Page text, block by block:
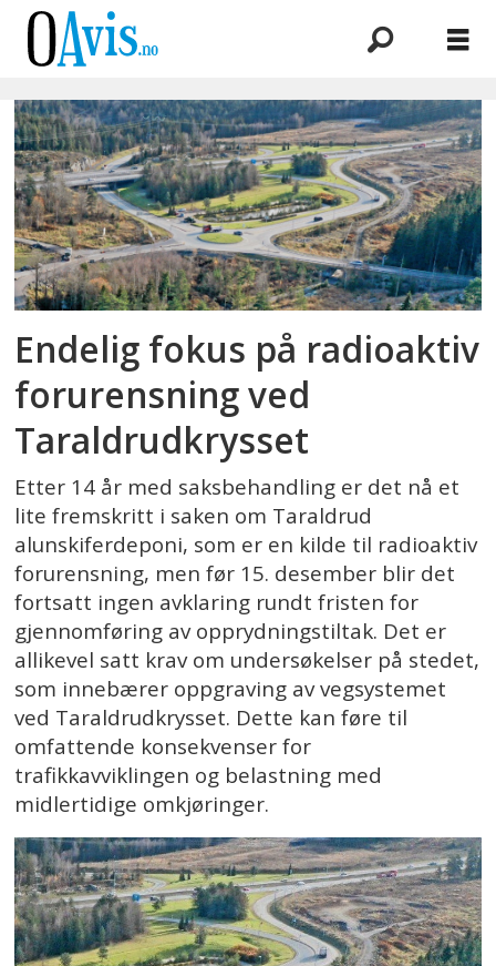
Emne:
deponiet
Endelig fokus på radioaktiv
forurensning ved
Taraldrudkrysset
Etter 14 år med saksbehandling er det nå et
lite fremskritt i saken om Taraldrud
alunskiferdeponi, som er en kilde til radioaktiv
forurensning, men før 15. desember blir det
fortsatt ingen avklaring rundt fristen for
gjennomføring av opprydningstiltak. Det er
allikevel satt krav om undersøkelser på stedet,
som innebærer oppgraving av vegsystemet
ved Taraldrudkrysset. Dette kan føre til
omfattende konsekvenser for
trafikkavviklingen og belastning med
midlertidige omkjøringer.